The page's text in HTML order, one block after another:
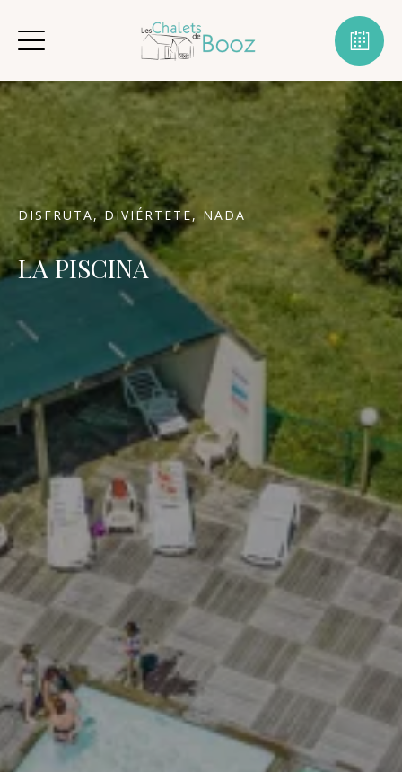
DISFRUTA, DIVIÉRTETE, NADA
LA PISCINA